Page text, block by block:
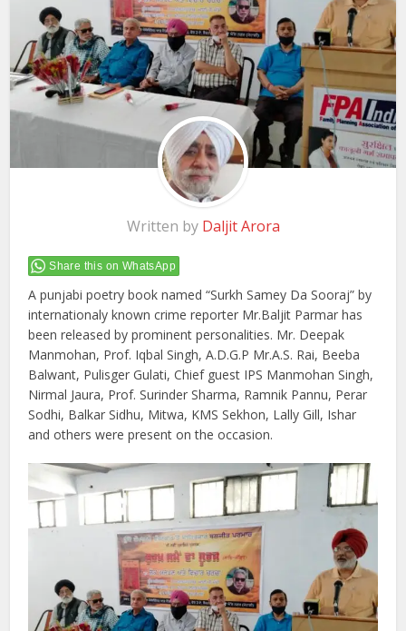
Written by Daljit Arora
Share this on WhatsApp
A punjabi poetry book named “Surkh Samey Da Sooraj” by
internationaly known crime reporter Mr.Baljit Parmar has
been released by prominent personalities. Mr. Deepak
Manmohan, Prof. Iqbal Singh, A.D.G.P Mr.A.S. Rai, Beeba
Balwant, Pulisger Gulati, Chief guest IPS Manmohan Singh,
Nirmal Jaura, Prof. Surinder Sharma, Ramnik Pannu, Perar
Sodhi, Balkar Sidhu, Mitwa, KMS Sekhon, Lally Gill, Ishar
and others were present on the occasion.